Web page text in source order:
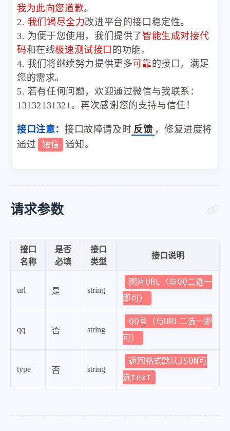
我为此向您道歉。
2. 我们竭尽全力改进平台的接口稳定性。
3. 为便于您使用，我们提供了智能生成对接代
码和在线极速测试接口 的功能。
4. 我们将继续努力提供更多可靠的接口，满足
您的需求。
5. 若有任何问题，欢迎通过微信与我联系：
13132131321。再次感谢您的支持与信任！
接口注意： 接口故障请及时 反馈 ，修复进度将
通过
短信 通知。
请求参数
接口
名称
是否
必填
接口
类型
接口说明
url 是 string
图片URL（与QQ二选一
即可）
qq 否 string
QQ号（与URL二选一即
可）
type 否 string
返回格式默认JSON可
选text